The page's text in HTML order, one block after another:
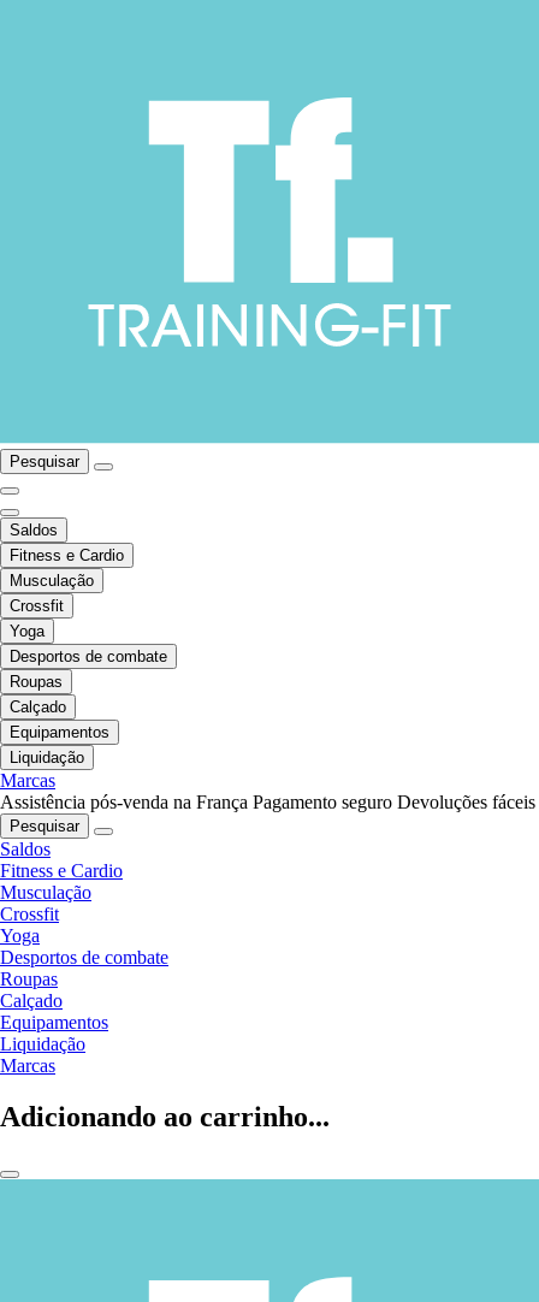
Pesquisar
Saldos
Fitness e Cardio
Musculação
Crossfit
Yoga
Desportos de combate
Roupas
Calçado
Equipamentos
Liquidação
Marcas
Assistência pós-venda na França Pagamento seguro Devoluções fáceis
Pesquisar
Saldos
Fitness e Cardio
Musculação
Crossfit
Yoga
Desportos de combate
Roupas
Calçado
Equipamentos
Liquidação
Marcas
Adicionando ao carrinho...